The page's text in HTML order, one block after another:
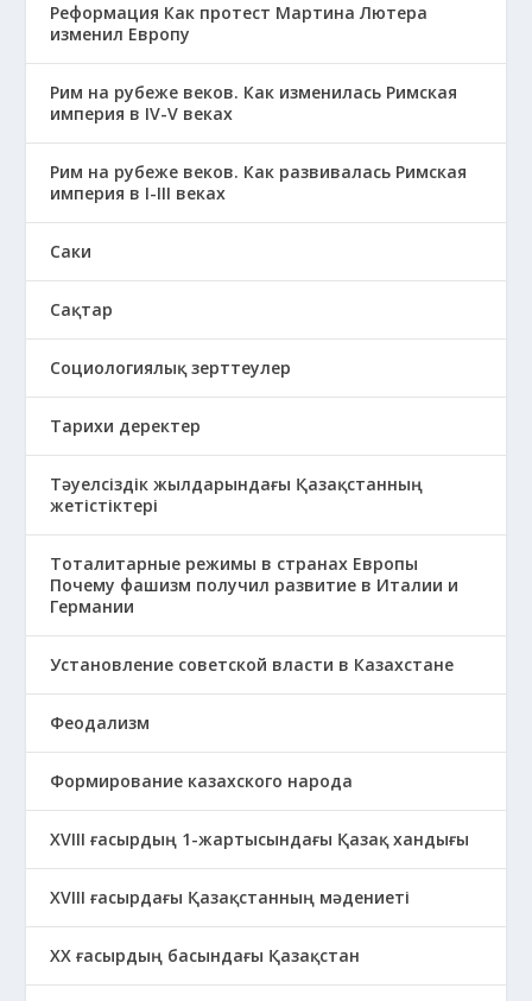
Реформация Как протест Мартина Лютера
изменил Европу
Рим на рубеже веков. Как изменилась Римская
империя в IV-V веках
Рим на рубеже веков. Как развивалась Римская
империя в І-ІІІ веках
Саки
Сақтар
Социологиялық зерттеулер
Тарихи деректер
Тәуелсіздік жылдарындағы Қазақстанның
жетістіктері
Тоталитарные режимы в странах Европы
Почему фашизм получил развитие в Италии и
Германии
Установление советской власти в Казахстане
Феодализм
Формирование казахского народа
ХVIII ғасырдың 1-жартысындағы Қазақ хандығы
ХVІІІ ғасырдағы Қазақстанның мәдениеті
ХХ ғасырдың басындағы Қазақстан